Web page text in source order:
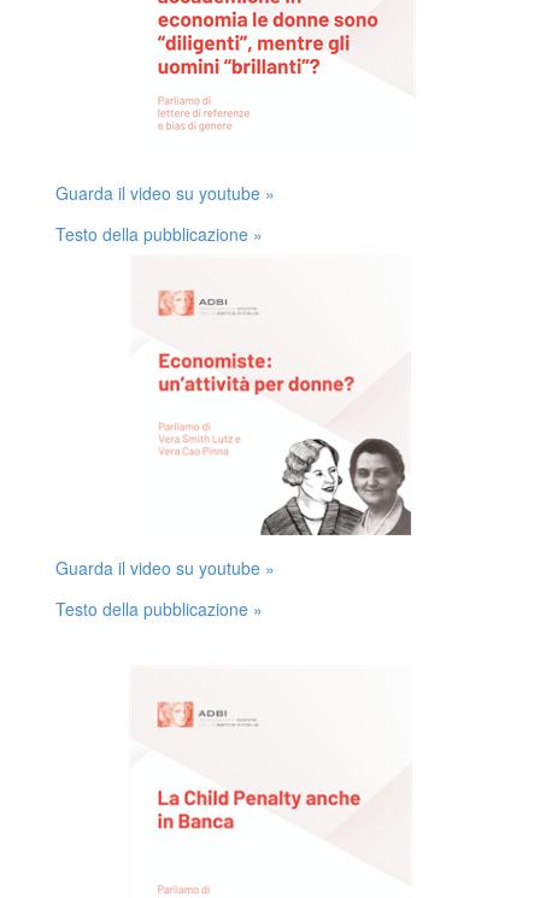
Guarda il video su youtube »
Testo della pubblicazione »
Guarda il video su youtube »
Testo della pubblicazione »